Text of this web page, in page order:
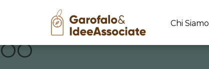
Skip
to
Chi Siamo
OO
Seconda lezione sulla creatività per